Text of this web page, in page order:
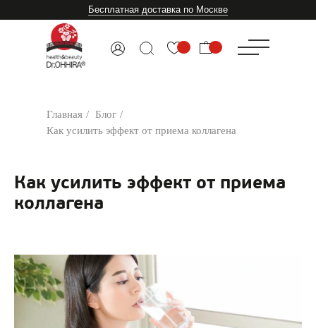
Бесплатная доставка по Москве
Главная / Блог /
Как усилить эффект от приема коллагена
Как усилить эффект от приема
коллагена